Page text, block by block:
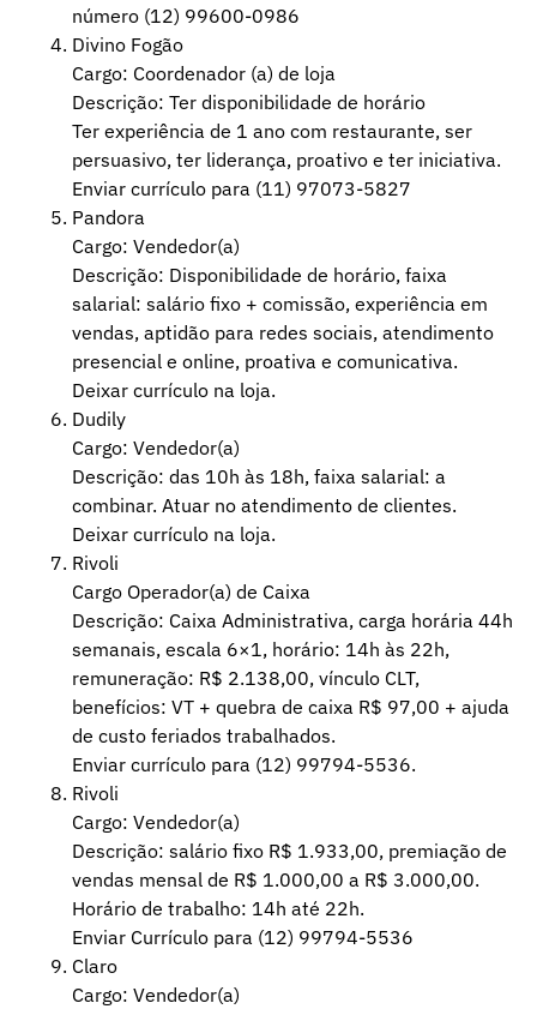
número (12) 99600-0986
Divino Fogão
Cargo: Coordenador (a) de loja
Descrição: Ter disponibilidade de horário
Ter experiência de 1 ano com restaurante, ser
persuasivo, ter liderança, proativo e ter iniciativa.
Enviar currículo para (11) 97073-5827
Pandora
Cargo: Vendedor(a)
Descrição: Disponibilidade de horário, faixa
salarial: salário fixo + comissão, experiência em
vendas, aptidão para redes sociais, atendimento
presencial e online, proativa e comunicativa.
Deixar currículo na loja.
Dudily
Cargo: Vendedor(a)
Descrição: das 10h às 18h, faixa salarial: a
combinar. Atuar no atendimento de clientes.
Deixar currículo na loja.
Rivoli
Cargo Operador(a) de Caixa
Descrição: Caixa Administrativa, carga horária 44h
semanais, escala 6×1, horário: 14h às 22h,
remuneração: R$ 2.138,00, vínculo CLT,
benefícios: VT + quebra de caixa R$ 97,00 + ajuda
de custo feriados trabalhados.
Enviar currículo para (12) 99794-5536.
Rivoli
Cargo: Vendedor(a)
Descrição: salário fixo R$ 1.933,00, premiação de
vendas mensal de R$ 1.000,00 a R$ 3.000,00.
Horário de trabalho: 14h até 22h.
Enviar Currículo para (12) 99794-5536
Claro
Cargo: Vendedor(a)